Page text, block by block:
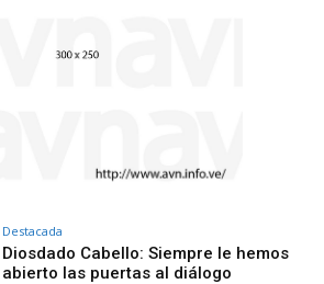
Destacada
Diosdado Cabello: Siempre le hemos
abierto las puertas al diálogo